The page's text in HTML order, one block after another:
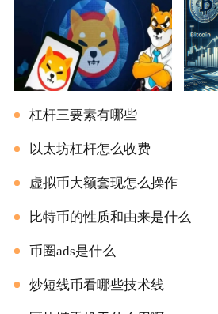
杠杆三要素有哪些
以太坊杠杆怎么收费
虚拟币大额套现怎么操作
比特币的性质和由来是什么
币圈ads是什么
炒短线币看哪些技术线